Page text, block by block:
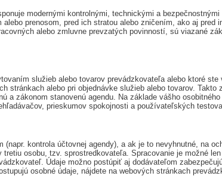
modernými kontrolnými, technickými a bezpečnostnými
prenosom, pred ich stratou alebo zničením, ako aj pred
alebo zmluvne prevzatých povinností, sú viazané
služieb alebo tovarov prevádzkovateľa alebo ktoré
stránkach alebo pri objednávke služieb alebo tovarov. Takto
zákonom stanovenú agendu. Na základe vášho
prieskumov spokojnosti a používateľských
kontrola účtovnej agendy), a ak je to nevyhnutné, na
osobu, tzv. sprostredkovateľa. Spracovanie je možné
Údaje možno postúpiť aj dodávateľom
osobné údaje, nájdete na webových stránkach